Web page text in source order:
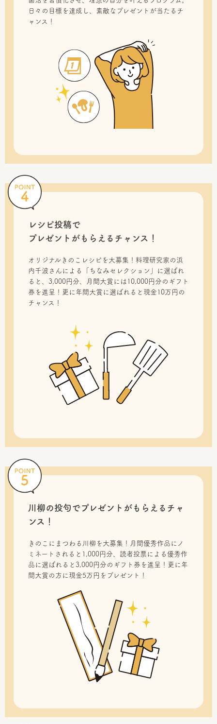
日々の目標を達成し、素敵なプレゼントが当たるチ
ャンス！
レシピ投稿で
プレゼントがもらえるチャンス！
オリジナルきのこレシピを大募集！料理研究家の浜
内千波さんによる「ちなみセレクション」に選ばれ
ると、3,000円分、月間大賞には10,000円分のギフト
券を進呈！更に年間大賞に選ばれると現金10万円の
チャンス！
川柳の投句でプレゼントがもらえるチャ
ンス！
きのこにまつわる川柳を大募集！月間優秀作品にノ
ミネートされると1,000円分、読者投票による優秀作
品に選ばれると3,000円分のギフト券を進呈！更に年
間大賞の方に現金5万円をプレゼント！